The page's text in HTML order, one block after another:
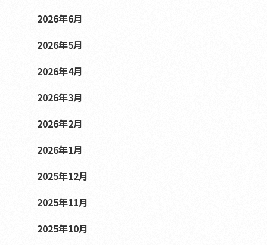
2026年6月
2026年5月
2026年4月
2026年3月
2026年2月
2026年1月
2025年12月
2025年11月
2025年10月